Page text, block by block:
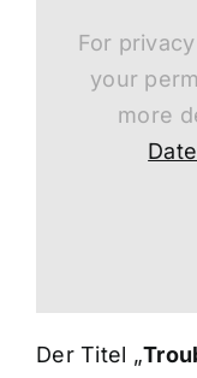
For
your
more
Der Titel „